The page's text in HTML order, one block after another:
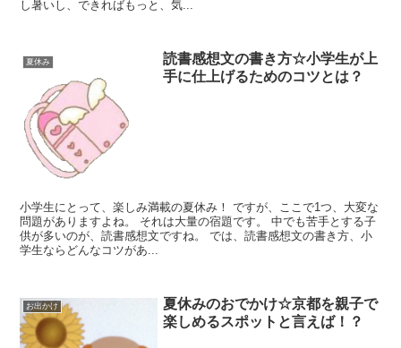
し暑いし、できればもっと、気...
夏休み
読書感想文の書き方☆小学生が上
手に仕上げるためのコツとは？
小学生にとって、楽しみ満載の夏休み！ ですが、ここで1つ、大変な
問題がありますよね。 それは大量の宿題です。 中でも苦手とする子
供が多いのが、読書感想文ですね。 では、読書感想文の書き方、小
学生ならどんなコツがあ...
お出かけ
夏休みのおでかけ☆京都を親子で
楽しめるスポットと言えば！？